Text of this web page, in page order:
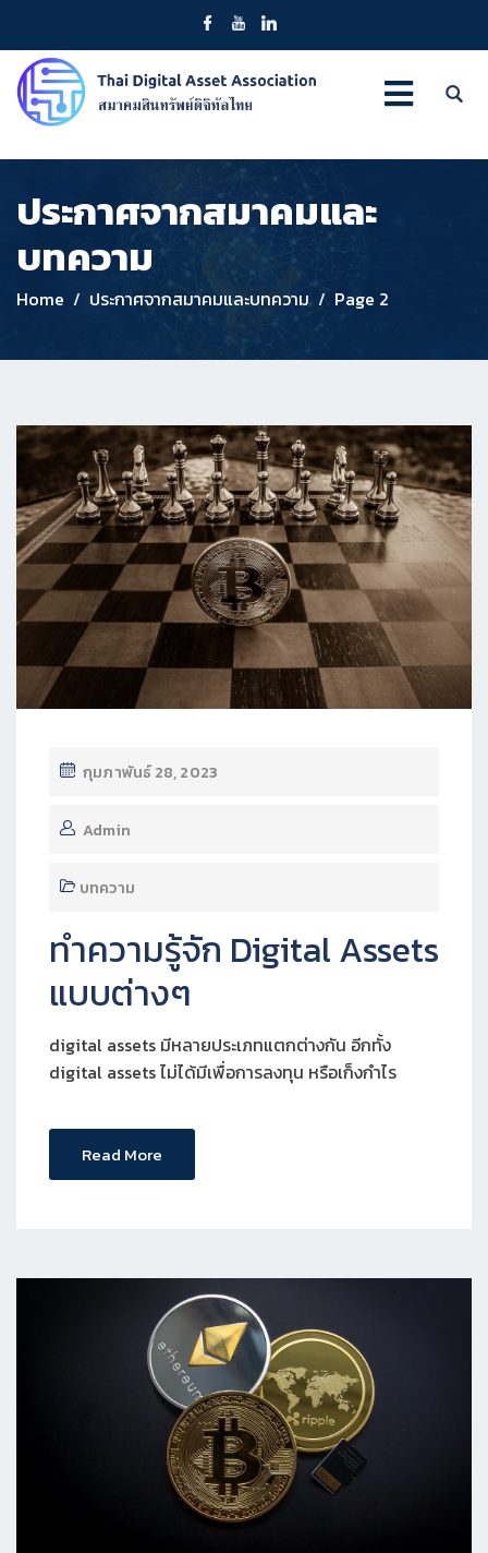
ประกาศจากสมาคมและ
บทความ
Home ประกาศจากสมาคมและบทความ Page 2
กุมภาพันธ์ 28, 2023
Admin
บทความ
ทำความรู้จัก Digital Assets
แบบต่างๆ
digital assets มีหลายประเภทแตกต่างกัน อีกทั้ง
digital assets ไม่ได้มีเพื่อการลงทุน หรือเก็งกำไร
Read More